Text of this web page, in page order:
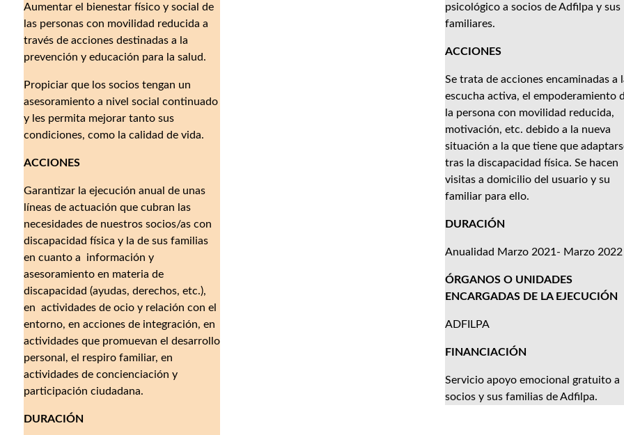
Aumentar el bienestar físico y social de
las personas con movilidad reducida a
través de acciones destinadas a la
prevención y educación para la salud.
Propiciar que los socios tengan un
asesoramiento a nivel social continuado
y les permita mejorar tanto sus
condiciones, como la calidad de vida.
ACCIONES
Garantizar la ejecución anual de unas
líneas de actuación que cubran las
necesidades de nuestros socios/as con
discapacidad física y la de sus familias
en cuanto a información y
asesoramiento en materia de
discapacidad (ayudas, derechos, etc.),
en actividades de ocio y relación con el
entorno, en acciones de integración, en
actividades que promuevan el desarrollo
personal, el respiro familiar, en
actividades de concienciación y
participación ciudadana.
DURACIÓN
psicológico a socios de Adfilpa y sus
familiares.
ACCIONES
Se trata de acciones encaminadas a
escucha activa, el empoderamiento
la persona con movilidad reducida,
motivación, etc. debido a la nueva
situación a la que tiene que
tras la discapacidad física. Se hacen
visitas a domicilio del usuario y su
familiar para ello.
DURACIÓN
Anualidad Marzo 2021- Marzo 2022
ÓRGANOS O UNIDADES
ENCARGADAS DE LA EJECUCIÓN
ADFILPA
FINANCIACIÓN
Servicio apoyo emocional gratuito a
socios y sus familias de Adfilpa.